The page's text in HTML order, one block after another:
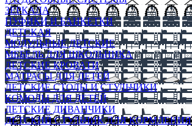
ЗЕРКАЛА
ПУФИКИ И БАНКЕТКИ
ДЕТСКАЯ
МОДУЛЬНЫЕ ДЕТСКИЕ
МЕБЕЛЬ ДЛЯ ШКОЛЬНИКА
ДЕТСКИЕ КРОВАТИ
МАТРАСЫ ДЛЯ ДЕТЕЙ
ДЕТСКИЕ СТОЛЫ И СТУЛЬЧИКИ
КОМОДЫ ДЛЯ ДЕТЕЙ
ДЕТСКИЕ ДИВАНЧИКИ
ДЕТСКИЙ СТУЛЬЧИК ДЛЯ КОРМЛЕНИЯ